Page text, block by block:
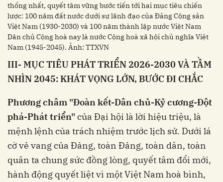
thống nhất, quyết tâm vững bước tiến tới hai mục tiêu chiến
lược: 100 năm đất nước dưới sự lãnh đạo của Đảng Cộng sản
Việt Nam (1930-2030) và 100 năm thành lập nước Việt Nam
Dân chủ Cộng hoà nay là nước Cộng hoà xã hội chủ nghĩa Việt
Nam (1945-2045). Ảnh: TTXVN
III- MỤC TIÊU PHÁT TRIỂN 2026-2030 VÀ TẦM
NHÌN 2045: KHÁT VỌNG LỚN, BƯỚC ĐI CHẮC
Phương châm "Đoàn kết-Dân chủ-Kỷ cương-Đột
phá-Phát triển" của Đại hội là lời hiệu triệu, là
mệnh lệnh của trách nhiệm trước lịch sử. Dưới lá
cờ vẻ vang của Đảng, toàn Đảng, toàn dân, toàn
quân ta chung sức đồng lòng, quyết tâm đổi mới,
hành động quyết liệt vì một Việt Nam hoà bình,